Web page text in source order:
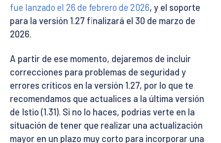
fue lanzado el 26 de febrero de 2026, y el soporte
para la versión 1.27 finalizará el 30 de marzo de
2026.
A partir de ese momento, dejaremos de incluir
correcciones para problemas de seguridad y
errores críticos en la versión 1.27, por lo que te
recomendamos que actualices a la última versión
de Istio (1.31). Si no lo haces, podrías verte en la
situación de tener que realizar una actualización
mayor en un plazo muy corto para incorporar una